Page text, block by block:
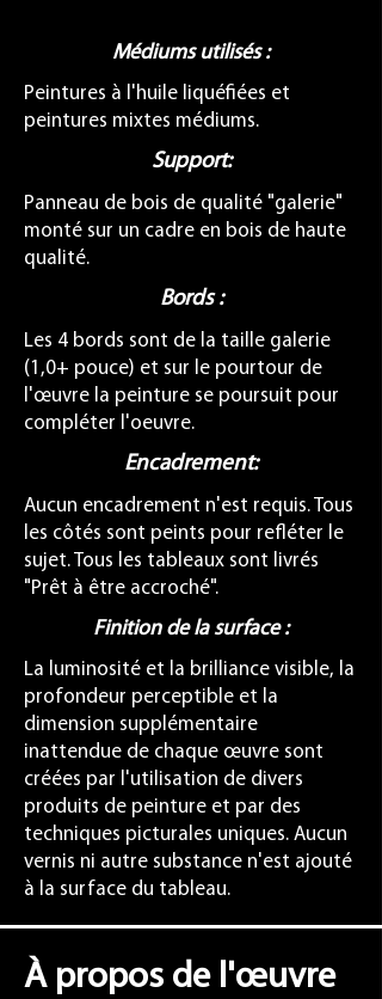
Médiums utilisés :
Peintures à l'huile liquéfiées et
peintures mixtes médiums.
Support:
Panneau de bois de qualité "galerie"
monté sur un cadre en bois de haute
qualité.
Bords :
Les 4 bords sont de la taille galerie
(1,0+ pouce) et sur le pourtour de
l'œuvre la peinture se poursuit pour
compléter l'oeuvre.
Encadrement:
Aucun encadrement n'est requis. Tous
les côtés sont peints pour refléter le
sujet. Tous les tableaux sont livrés
"Prêt à être accroché".
Finition de la surface :
La luminosité et la brilliance visible, la
profondeur perceptible et la
dimension supplémentaire
inattendue de chaque œuvre sont
créées par l'utilisation de divers
produits de peinture et par des
techniques picturales uniques. Aucun
vernis ni autre substance n'est ajouté
à la surface du tableau.
À propos de l'œuvre